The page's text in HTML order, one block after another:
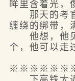
眸里含着光，
那天的考官
缠绕的绑带，
他想，他见
个，他可以走